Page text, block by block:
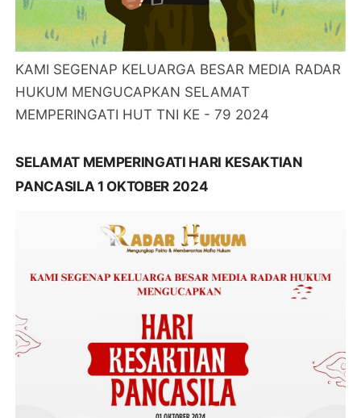
KAMI SEGENAP KELUARGA BESAR MEDIA RADAR
HUKUM MENGUCAPKAN SELAMAT
MEMPERINGATI HUT TNI KE - 79 2024
SELAMAT MEMPERINGATI HARI KESAKTIAN
PANCASILA 1 OKTOBER 2024